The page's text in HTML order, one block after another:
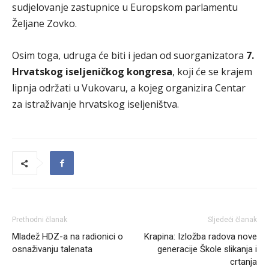
sudjelovanje zastupnice u Europskom parlamentu
Željane Zovko.
Osim toga, udruga će biti i jedan od suorganizatora 7.
Hrvatskog iseljeničkog kongresa, koji će se krajem
lipnja održati u Vukovaru, a kojeg organizira Centar
za istraživanje hrvatskog iseljeništva.
Prethodni članak
Mladež HDZ-a na radionici o
osnaživanju talenata
Sljedeći članak
Krapina: Izložba radova nove
generacije Škole slikanja i
crtanja